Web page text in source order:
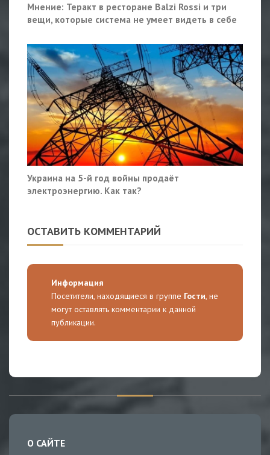
Мнение: Теракт в ресторане Balzi Rossi и три
вещи, которые система не умеет видеть в себе
Украина на 5-й год войны продаёт
электроэнергию. Как так?
ОСТАВИТЬ КОММЕНТАРИЙ
Информация
Посетители, находящиеся в группе Гости, не
могут оставлять комментарии к данной
публикации.
О САЙТЕ